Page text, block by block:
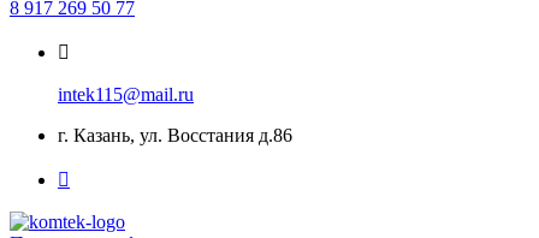
8 917 269 50 77
intek115@mail.ru
г. Казань, ул. Восстания д.86